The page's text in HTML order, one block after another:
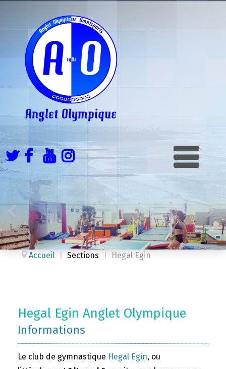
Accueil Sections Hegal Egin
Hegal Egin Anglet Olympique
Informations
Le club de gymnastique Hegal Egin, ou